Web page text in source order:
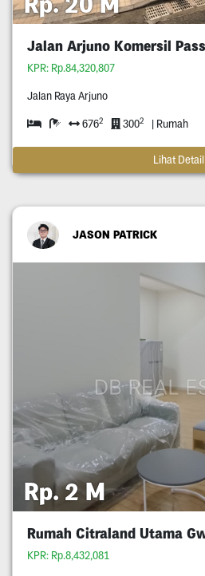
KPR: Rp.84,320,807
Jalan Raya Arjuno
6762 3002 | Rumah
Lihat Detail
JASON PATRICK
Rp. 2 M
KPR: Rp.8,432,081